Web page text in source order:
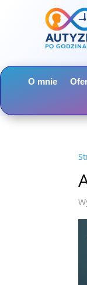
O mnie